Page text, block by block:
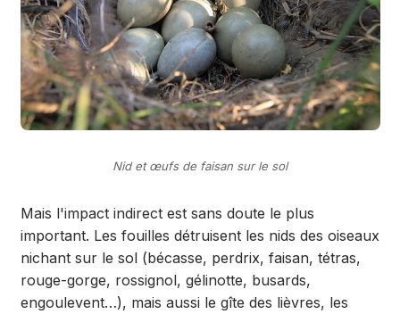
Nid et œufs de faisan sur le sol
Mais l'impact indirect est sans doute le plus
important. Les fouilles détruisent les nids des oiseaux
nichant sur le sol (bécasse, perdrix, faisan, tétras,
rouge-gorge, rossignol, gélinotte, busards,
engoulevent…), mais aussi le gîte des lièvres, les